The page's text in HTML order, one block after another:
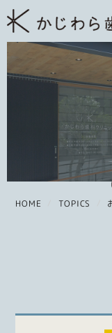
HOME TOPICS